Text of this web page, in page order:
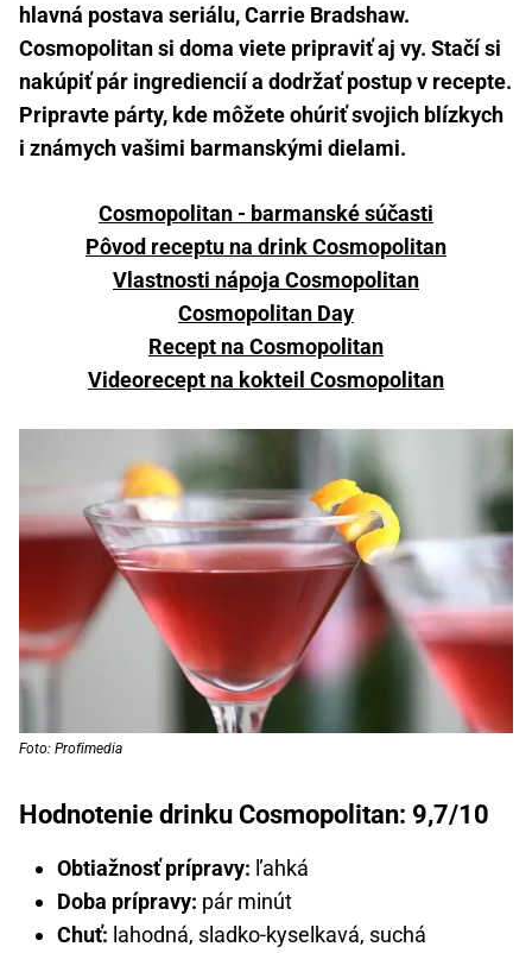
hlavná postava seriálu, Carrie Bradshaw.
Cosmopolitan si doma viete pripraviť aj vy. Stačí si
nakúpiť pár ingrediencií a dodržať postup v recepte.
Pripravte párty, kde môžete ohúriť svojich blízkych
i známych vašimi barmanskými dielami.
Cosmopolitan - barmanské súčasti
Pôvod receptu na drink Cosmopolitan
Vlastnosti nápoja Cosmopolitan
Cosmopolitan Day
Recept na Cosmopolitan
Videorecept na kokteil Cosmopolitan
Foto: Profimedia
Hodnotenie drinku Cosmopolitan: 9,7/10
Obtiažnosť prípravy: ľahká
Doba prípravy: pár minút
Chuť: lahodná, sladko-kyselkavá, suchá